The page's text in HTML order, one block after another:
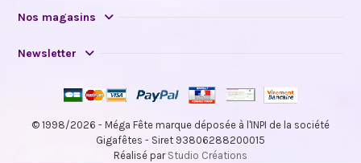
Nos magasins
Newsletter
© 1998/2026 - Méga Fête marque déposée à l'INPI de la société
Gigafêtes - Siret 93806288200015
Réalisé par Studio Créations